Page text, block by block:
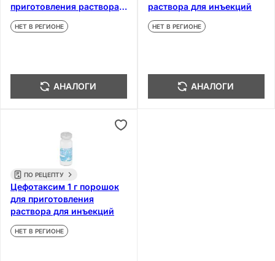
приготовления раствора
для инъекций
НЕТ В РЕГИОНЕ
АНАЛОГИ
раствора для инъекций
НЕТ В РЕГИОНЕ
АНАЛОГИ
ПО РЕЦЕПТУ
Цефотаксим 1 г порошок
для приготовления
раствора для инъекций
НЕТ В РЕГИОНЕ